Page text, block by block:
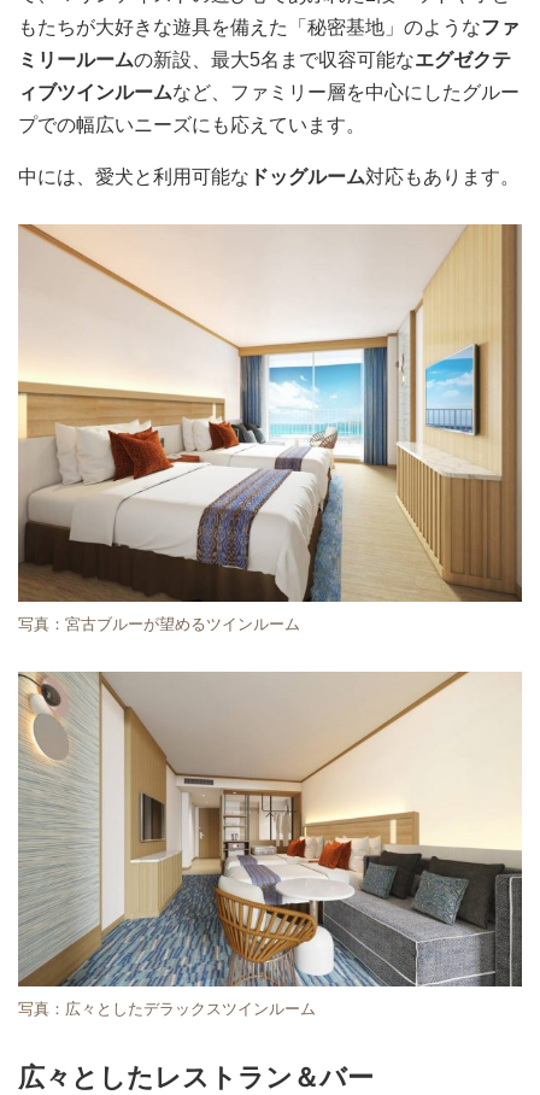
もたちが大好きな遊具を備えた「秘密基地」のようなファ
ミリールームの新設、最大5名まで収容可能なエグゼクテ
ィブツインルームなど、ファミリー層を中心にしたグルー
プでの幅広いニーズにも応えています。
中には、愛犬と利用可能な ドッグルーム対応もあります。
写真：宮古ブルーが望めるツインルーム
写真：広々としたデラックスツインルーム
広々としたレストラン＆バー